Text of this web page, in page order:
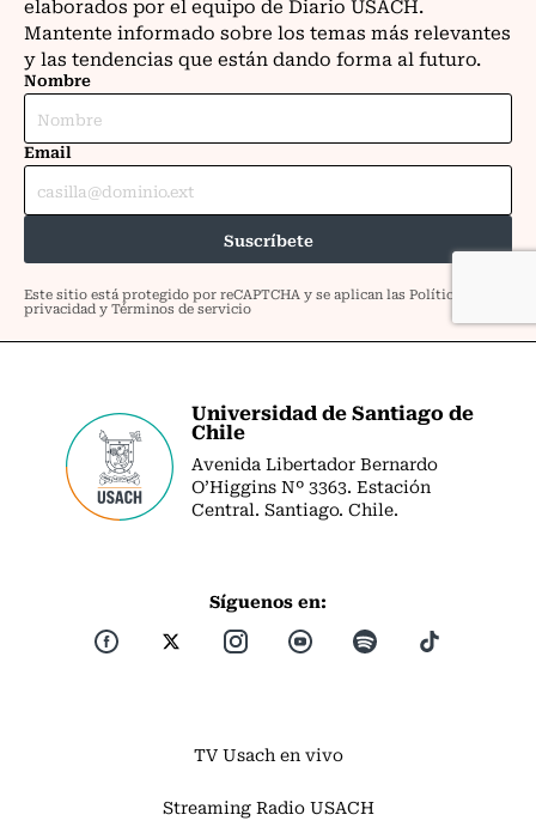
Universidad de Santiago de
Chile
Avenida Libertador Bernardo
O’Higgins Nº 3363. Estación
Central. Santiago. Chile.
Síguenos en:
TV Usach en vivo
Streaming Radio USACH